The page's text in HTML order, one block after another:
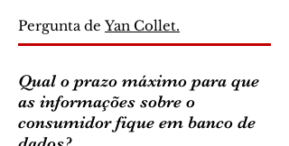
Pergunta de Yan Collet.
Qual o prazo máximo para que
as informações sobre o
consumidor fique em banco de